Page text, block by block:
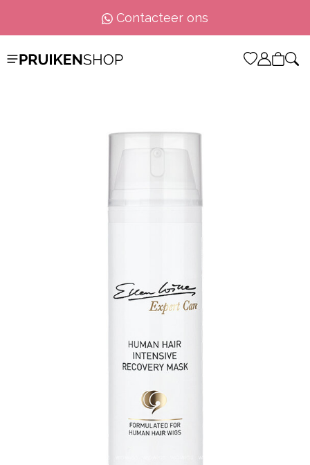
Contacteer ons